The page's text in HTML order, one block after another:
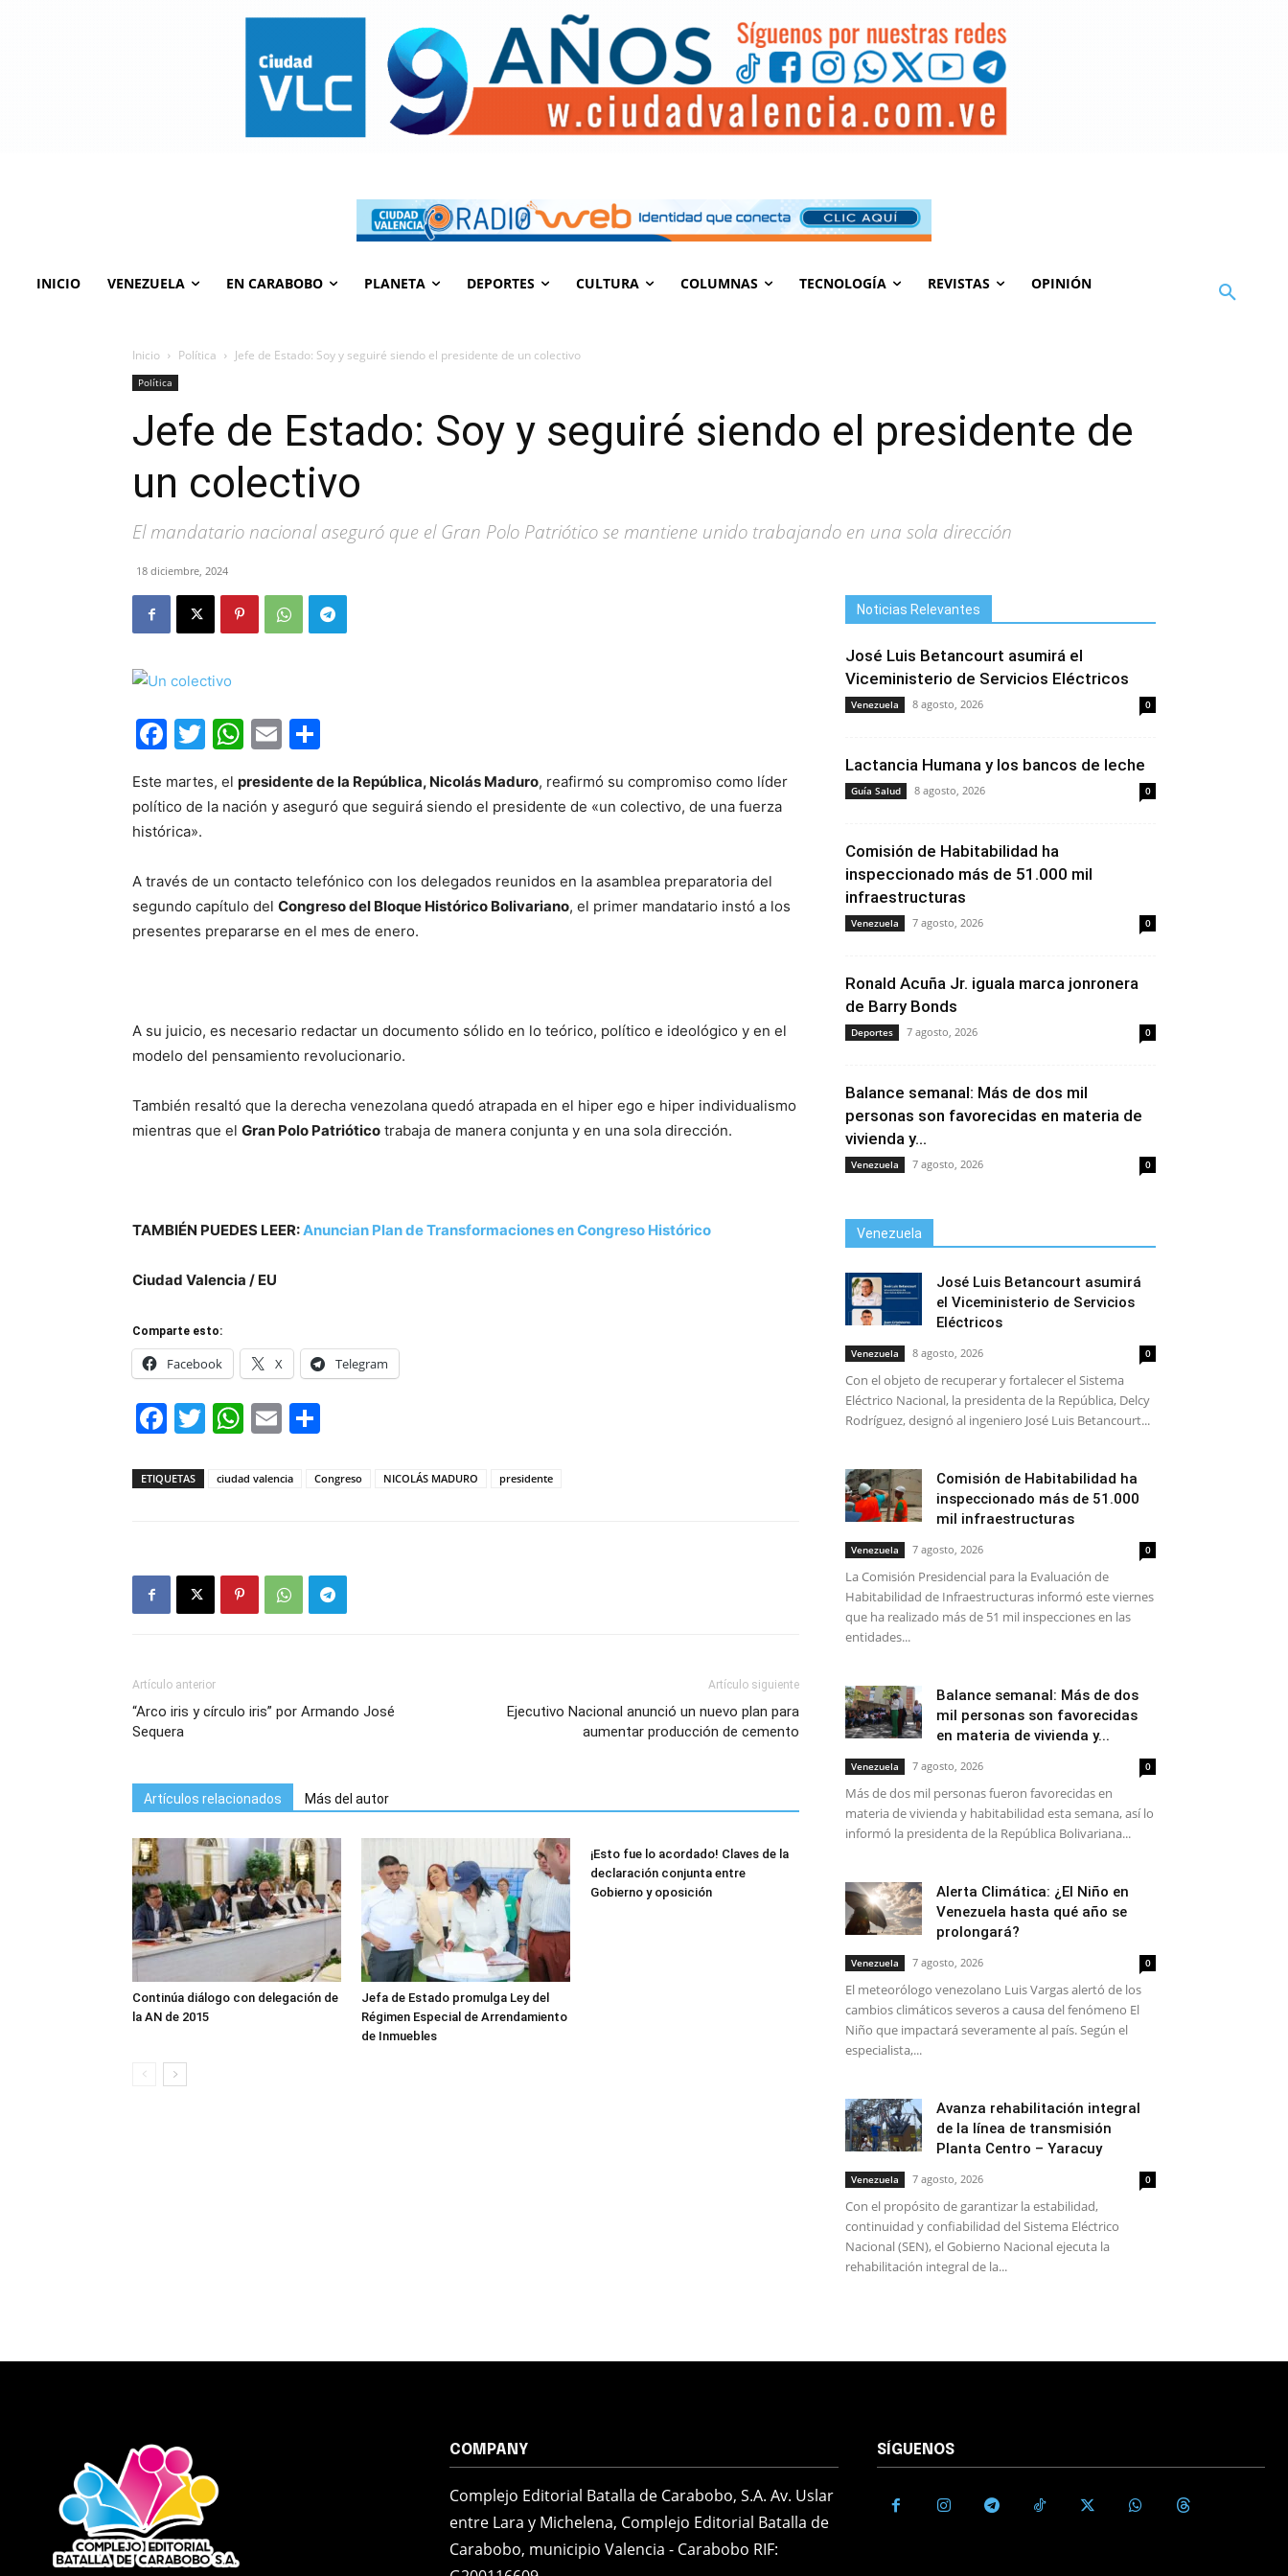
INICIO VENEZUELA EN CARABOBO PLANETA DEPORTES CULTURA COLUMNAS TECNOLOGÍA REVISTAS OPINIÓN
Inicio Política Jefe de Estado: Soy y seguiré siendo el presidente de un colectivo
Política
Jefe de Estado: Soy y seguiré siendo el presidente de
un colectivo
El mandatario nacional aseguró que el Gran Polo Patriótico se mantiene unido trabajando en una sola dirección
18 diciembre, 2024
Facebook
Twitter
WhatsApp
Email
Este martes, el presidente de la República, Nicolás Maduro, reafirmó su compromiso como líder
político de la nación y aseguró que seguirá siendo el presidente de «un colectivo, de una fuerza
histórica».
A través de un contacto telefónico con los delegados reunidos en la asamblea preparatoria del
segundo capítulo del Congreso del Bloque Histórico Bolivariano, el primer mandatario instó a los
presentes prepararse en el mes de enero.
A su juicio, es necesario redactar un documento sólido en lo teórico, político e ideológico y en el
modelo del pensamiento revolucionario.
También resaltó que la derecha venezolana quedó atrapada en el hiper ego e hiper individualismo
mientras que el Gran Polo Patriótico trabaja de manera conjunta y en una sola dirección.
TAMBIÉN PUEDES LEER:Anuncian Plan de Transformaciones en Congreso Histórico
Ciudad Valencia / EU
Comparte esto:
Facebook X Telegram
Facebook
Twitter
WhatsApp
Email
ETIQUETAS ciudad valencia Congreso NICOLÁS MADURO presidente
Artículo anterior
“Arco iris y círculo iris” por Armando José
Sequera
Artículo siguiente
Ejecutivo Nacional anunció un nuevo plan para
aumentar producción de cemento
Artículos relacionados Más del autor
Continúa diálogo con delegación de
la AN de 2015
Jefa de Estado promulga Ley del
Régimen Especial de Arrendamiento
de Inmuebles
¡Esto fue lo acordado! Claves de la
declaración conjunta entre
Gobierno y oposición
Noticias Relevantes
José Luis Betancourt asumirá el
Viceministerio de Servicios Eléctricos
Venezuela 8 agosto, 2026 0
Lactancia Humana y los bancos de leche
Guía Salud 8 agosto, 2026 0
Comisión de Habitabilidad ha
inspeccionado más de 51.000 mil
infraestructuras
Venezuela 7 agosto, 2026 0
Ronald Acuña Jr. iguala marca jonronera
de Barry Bonds
Deportes 7 agosto, 2026 0
Balance semanal: Más de dos mil
personas son favorecidas en materia de
vivienda y...
Venezuela 7 agosto, 2026 0
Venezuela
José Luis Betancourt asumirá
el Viceministerio de Servicios
Eléctricos
Venezuela 8 agosto, 2026 0
Con el objeto de recuperar y fortalecer el Sistema
Eléctrico Nacional, la presidenta de la República, Delcy
Rodríguez, designó al ingeniero José Luis Betancourt...
Comisión de Habitabilidad ha
inspeccionado más de 51.000
mil infraestructuras
Venezuela 7 agosto, 2026 0
La Comisión Presidencial para la Evaluación de
Habitabilidad de Infraestructuras informó este viernes
que ha realizado más de 51 mil inspecciones en las
entidades...
Balance semanal: Más de dos
mil personas son favorecidas
en materia de vivienda y...
Venezuela 7 agosto, 2026 0
Más de dos mil personas fueron favorecidas en
materia de vivienda y habitabilidad esta semana, así lo
informó la presidenta de la República Bolivariana...
Alerta Climática: ¿El Niño en
Venezuela hasta qué año se
prolongará?
Venezuela 7 agosto, 2026 0
El meteorólogo venezolano Luis Vargas alertó de los
cambios climáticos severos a causa del fenómeno El
Niño que impactará severamente al país. Según el
especialista,...
Avanza rehabilitación integral
de la línea de transmisión
Planta Centro – Yaracuy
Venezuela 7 agosto, 2026 0
Con el propósito de garantizar la estabilidad,
continuidad y confiabilidad del Sistema Eléctrico
Nacional (SEN), el Gobierno Nacional ejecuta la
rehabilitación integral de la...
COMPANY
Complejo Editorial Batalla de Carabobo, S.A. Av. Uslar
entre Lara y Michelena, Complejo Editorial Batalla de
Carabobo, municipio Valencia - Carabobo RIF:
SÍGUENOS